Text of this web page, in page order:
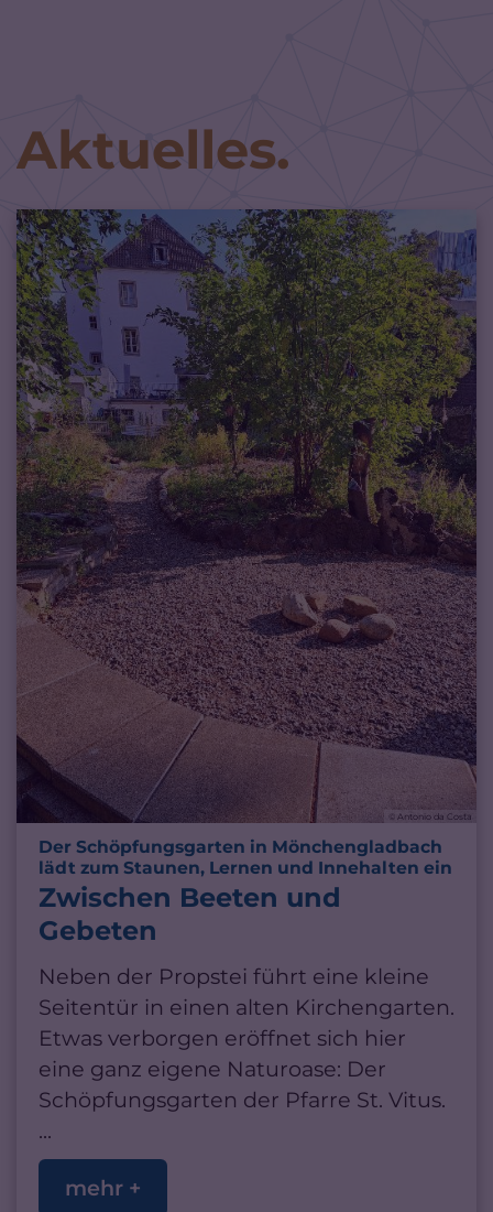
Aktuelles.
© Antonio da Costa
Der Schöpfungsgarten in Mönchengladbach
lädt zum Staunen, Lernen und Innehalten ein
Zwischen Beeten und
Gebeten
Neben der Propstei führt eine kleine
Seitentür in einen alten Kirchengarten.
Etwas verborgen eröffnet sich hier
eine ganz eigene Naturoase: Der
Schöpfungsgarten der Pfarre St. Vitus.
...
mehr +